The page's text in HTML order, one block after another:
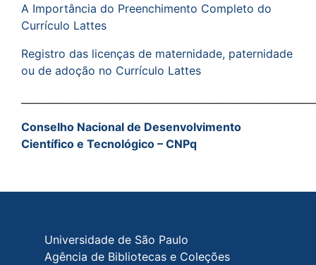
A Importância do Preenchimento Completo do
Currículo Lattes
Registro das licenças de maternidade, paternidade
ou de adoção no Currículo Lattes
Conselho Nacional de Desenvolvimento
Científico e Tecnológico – CNPq
Rodapé do site
Universidade de São Paulo
Agência de Bibliotecas e Coleções